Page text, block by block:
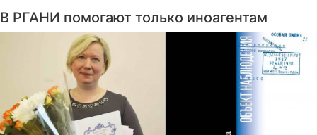
В РГАНИ помогают только иноагентам